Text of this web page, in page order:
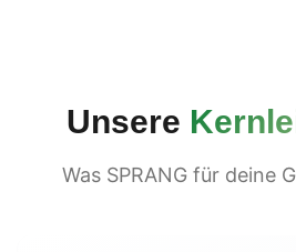
Unsere
Was SPRANG für deine